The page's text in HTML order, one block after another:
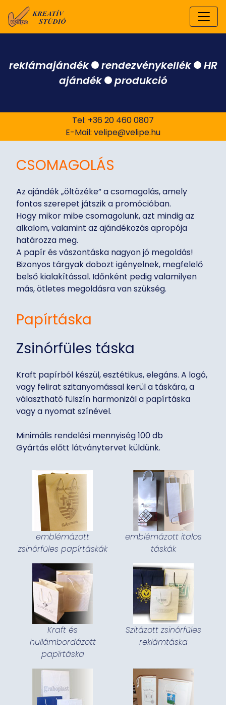
reklámajándék rendezvénykellék
HR
ajándék
produkció
Tel: +36 20 460 0807
E-Mail: velipe@velipe.hu
CSOMAGOLÁS
Az ajándék „öltözéke” a csomagolás, amely
fontos szerepet játszik a promócióban.
Hogy mikor mibe csomagolunk, azt mindig az
alkalom, valamint az ajándékozás apropója
határozza meg.
A papír és vászontáska nagyon jó megoldás!
Bizonyos tárgyak dobozt igényelnek, megfelelő
belső kialakítással. Időnként pedig valamilyen
más, ötletes megoldásra van szükség.
Papírtáska
Zsinórfüles táska
Kraft papírból készül, esztétikus, elegáns. A logó,
vagy felirat szitanyomással kerül a táskára, a
választható fülszín harmonizál a papírtáska
vagy a nyomat színével.
Minimális rendelési mennyiség 100 db
Gyártás előtt látványtervet küldünk.
emblémázott
zsinórfüles papírtáskák
emblémázott italos
táskák
Kraft és
hullámbordázott
papírtáska
Szitázott zsinórfüles
reklámtáska